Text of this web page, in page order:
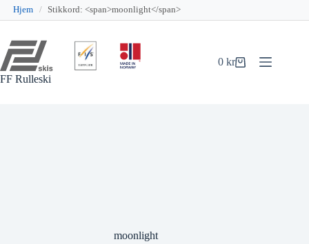
Hjem / Stikkord: <span>moonlight</span>
innholdet
FF Rulleski
Handlekurv
0kr
moonlight